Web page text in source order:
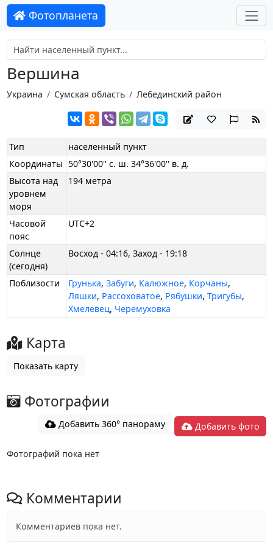
Фотопланета
Вершина
Украина Сумская область Лебединский район
Тип
населенный пункт
Координаты 50°30'00'' с. ш. 34°36'00'' в. д.
Высота над
уровнем
моря
194 метра
Часовой
пояс
UTC+2
Солнце
(сегодня)
Восход - 04:16, Заход - 19:18
Поблизости Грунька,Забуги, Калюжное, Корчаны,
Ляшки, Рассоховатое, Рябушки,Тригубы,
Хмелевец, Черемуховка
Карта
Показать карту
Фотографии
Добавить 360° панораму Добавить фото
Фотографий пока нет
Комментарии
Комментариев пока нет.